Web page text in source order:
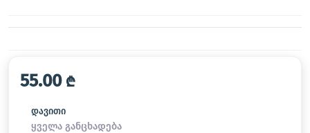
55.00 ₾
დავითი
ყველა განცხადება